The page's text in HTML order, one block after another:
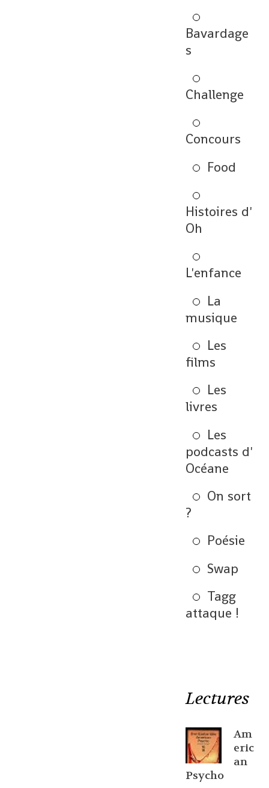
Bavardage
s
Challenge
Concours
Food
Histoires d'
Oh
L'enfance
La
musique
Les
films
Les
livres
Les
podcasts d'
Océane
On sort
?
Poésie
Swap
Tagg
attaque !
Lectures
Am
eric
an
Psycho